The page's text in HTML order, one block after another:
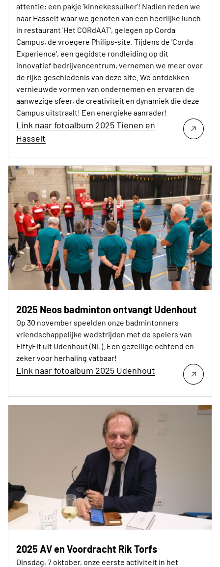
attentie: een pakje 'kinnekessuiker'! Nadien reden we
naar Hasselt waar we genoten van een heerlijke lunch
in restaurant 'Het CORdAAT', gelegen op Corda
Campus, de vroegere Philips-site. Tijdens de 'Corda
Experience', een gegidste rondleiding op dit
innovatief bedrijvencentrum, vernemen we meer over
de rijke geschiedenis van deze site. We ontdekken
vernieuwde vormen van ondernemen en ervaren de
aanwezige sfeer, de creativiteit en dynamiek die deze
Campus uitstraalt! Een energieke aanrader!
Link naar fotoalbum 2025 Tienen en
Hasselt
2025 Neos badminton ontvangt Udenhout
Op 30 november speelden onze badmintonners
vriendschappelijke wedstrijden met de spelers van
FiftyFit uit Udenhout (NL). Een gezellige ochtend en
zeker voor herhaling vatbaar!
Link naar fotoalbum 2025 Udenhout
2025 AV en Voordracht Rik Torfs
Dinsdag, 7 oktober, onze eerste activiteit in het